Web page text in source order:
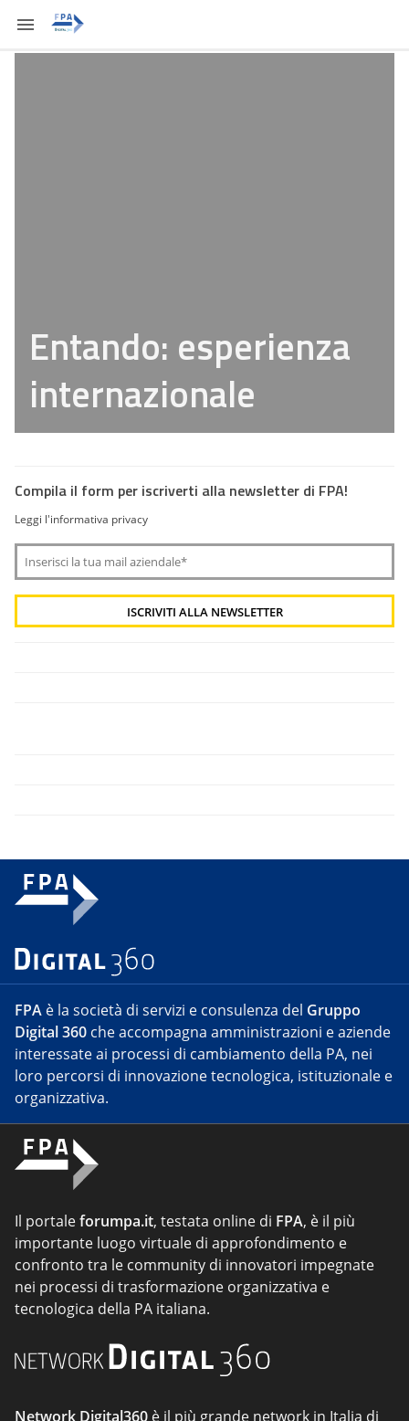
Entando: esperienza
internazionale
Compila il form per iscriverti alla newsletter di FPA!
Leggi l'informativa privacy
FPA è la società di servizi e consulenza del Gruppo
Digital 360 che accompagna amministrazioni e aziende
interessate ai processi di cambiamento della PA, nei
loro percorsi di innovazione tecnologica, istituzionale e
organizzativa.
Il portaleforumpa.it, testata online di FPA, è il più
importante luogo virtuale di approfondimento e
confronto tra le community di innovatori impegnate
nei processi di trasformazione organizzativa e
tecnologica della PA italiana.
Network Digital360 è il più grande network in Italia di